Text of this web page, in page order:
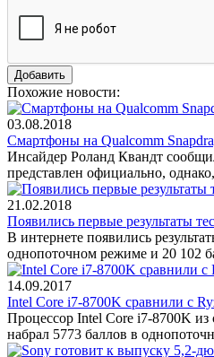
Похожие новости:
03.08.2018
Смартфоны на Qualcomm
Инсайдер Роланд Квандт
представлен официально,
21.02.2018
Появились первые результаты
В интернете появились
однопоточном режиме и 20 102
14.09.2017
Intel Core i7-8700K сравнили с
Процессор Intel Core i7-8700K из
набрал 5773 баллов в